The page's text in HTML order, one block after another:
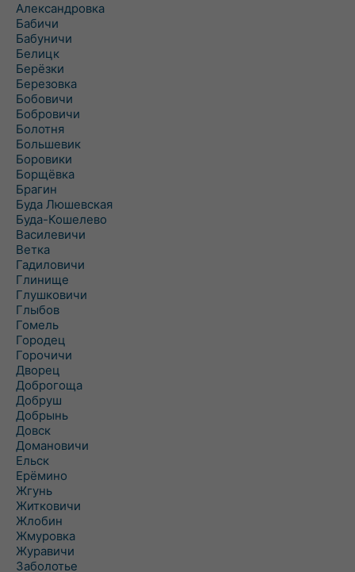
Александровка
Бабичи
Бабуничи
Белицк
Берёзки
Березовка
Бобовичи
Бобровичи
Болотня
Большевик
Боровики
Борщёвка
Брагин
Буда Люшевская
Буда-Кошелево
Василевичи
Ветка
Гадиловичи
Глинище
Глушковичи
Глыбов
Гомель
Городец
Горочичи
Дворец
Доброгоща
Добруш
Добрынь
Довск
Домановичи
Ельск
Ерёмино
Жгунь
Житковичи
Жлобин
Жмуровка
Журавичи
Заболотье